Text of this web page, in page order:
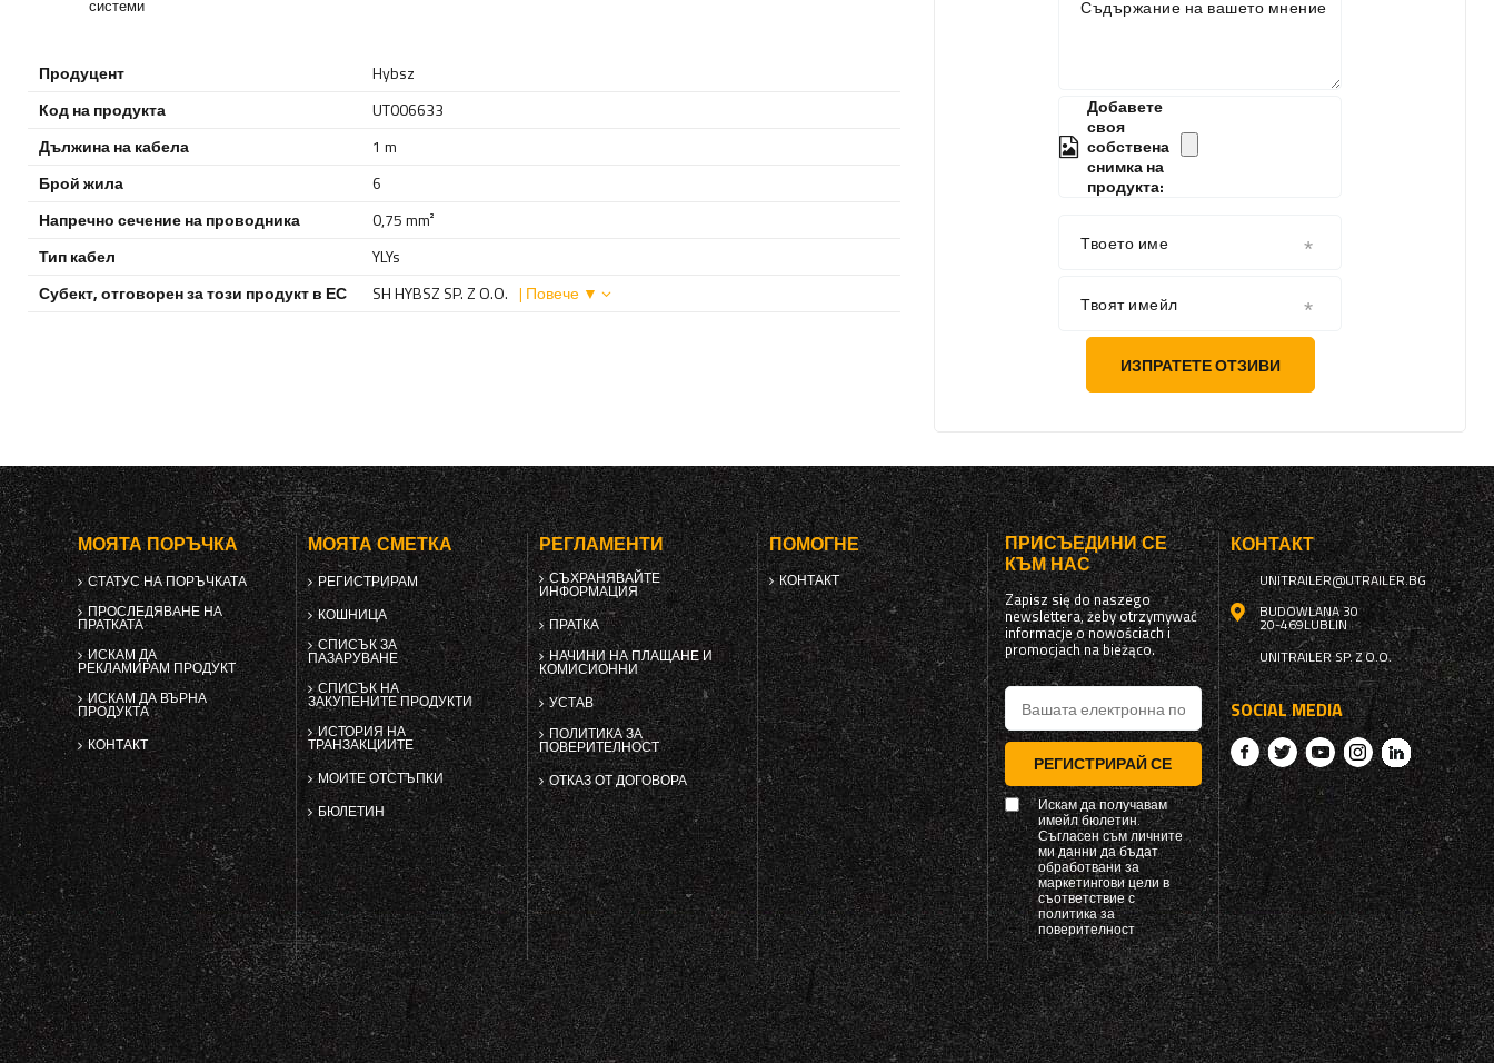
Съдържание на вашето мнение
Добавете
своя
собствена
снимка на
продукта:
Твоето име
Твоят имейл
ИЗПРАТЕТЕ ОТЗИВИ
системи
Продуцент
Hybsz
Код на продукта
UT006633
Дължина на кабела
1 m
Брой жила
6
Напречно сечение на проводника
0,75 mm²
Тип кабел
YLYs
Субект, отговорен за този продукт в ЕС
SH HYBSZ SP. Z O.O. | Повече ▼
МОЯТА ПОРЪЧКА
СТАТУС НА ПОРЪЧКАТА
ПРОСЛЕДЯВАНЕ НА
ПРАТКАТА
ИСКАМ ДА
РЕКЛАМИРАМ ПРОДУКТ
ИСКАМ ДА ВЪРНА
ПРОДУКТА
КОНТАКТ
МОЯТА СМЕТКА
РЕГИСТРИРАМ
КОШНИЦА
СПИСЪК ЗА
ПАЗАРУВАНЕ
СПИСЪК НА
ЗАКУПЕНИТЕ ПРОДУКТИ
ИСТОРИЯ НА
ТРАНЗАКЦИИТЕ
МОИТЕ ОТСТЪПКИ
БЮЛЕТИН
РЕГЛАМЕНТИ
СЪХРАНЯВАЙТЕ
ИНФОРМАЦИЯ
ПРАТКА
НАЧИНИ НА ПЛАЩАНЕ И
КОМИСИОННИ
УСТАВ
ПОЛИТИКА ЗА
ПОВЕРИТЕЛНОСТ
ОТКАЗ ОТ ДОГОВОРА
ПОМОГНЕ
КОНТАКТ
ПРИСЪЕДИНИ СЕ
КЪМ НАС
Zapisz się do naszego
newslettera, żeby otrzymywać
informacje o nowościach i
promocjach na bieżąco.
РЕГИСТРИРАЙ СЕ
Искам да получавам
имейл бюлетин.
Съгласен съм личните
ми данни да бъдат
обработвани за
маркетингови цели в
съответствие с
политика за
поверителност
КОНТАКТ
UNITRAILER@UTRAILER.BG
BUDOWLANA 30
20-469LUBLIN
UNITRAILER SP. Z O.O.
SOCIAL MEDIA